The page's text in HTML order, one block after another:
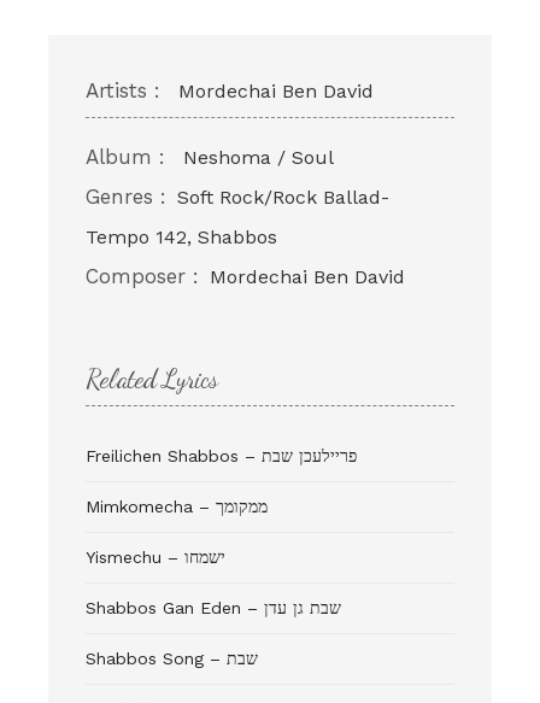
Artists : Mordechai Ben David
Album : Neshoma / Soul
Genres : Soft Rock/Rock Ballad-
Tempo 142, Shabbos
Composer : Mordechai Ben David
Related Lyrics
Freilichen Shabbos – פריילעכן שבת
Mimkomecha – ממקומך
Yismechu – ישמחו
Shabbos Gan Eden – שבת גן עדן
Shabbos Song – שבת